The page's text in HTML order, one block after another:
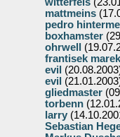
mattmeins
pedro
boxhamster
ohrwell
frantisek marek
evil
evil
gliedmaster
torbenn
larry
Sebastian